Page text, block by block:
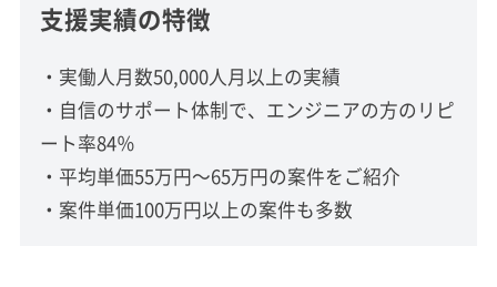
支援実績の特徴
・実働人月数50,000人月以上の実績
・自信のサポート体制で、エンジニアの方のリピ
ート率84％
・平均単価55万円〜65万円の案件をご紹介
・案件単価100万円以上の案件も多数